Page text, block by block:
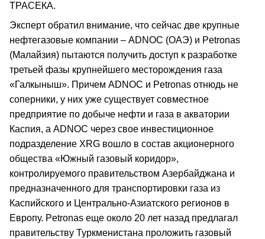
ТРАСЕКА.
Эксперт обратил внимание, что сейчас две крупные
нефтегазовые компании – ADNOC (ОАЭ) и Petronas
(Малайзия) пытаются получить доступ к разработке
третьей фазы крупнейшего месторождения газа
«Галкыныш». Причем ADNOC и Petronas отнюдь не
соперники, у них уже существует совместное
предприятие по добыче нефти и газа в акватории
Каспия, а ADNOC через свое инвестиционное
подразделение XRG вошло в состав акционерного
общества «Южный газовый коридор»,
контролируемого правительством Азербайджана и
предназначенного для транспортировки газа из
Каспийского и Центрально-Азиатского регионов в
Европу. Petronas еще около 20 лет назад предлагал
правительству Туркменистана проложить газовый